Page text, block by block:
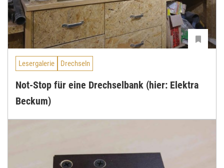
Lesergalerie Drechseln
Not-Stop für eine Drechselbank (hier: Elektra
Beckum)